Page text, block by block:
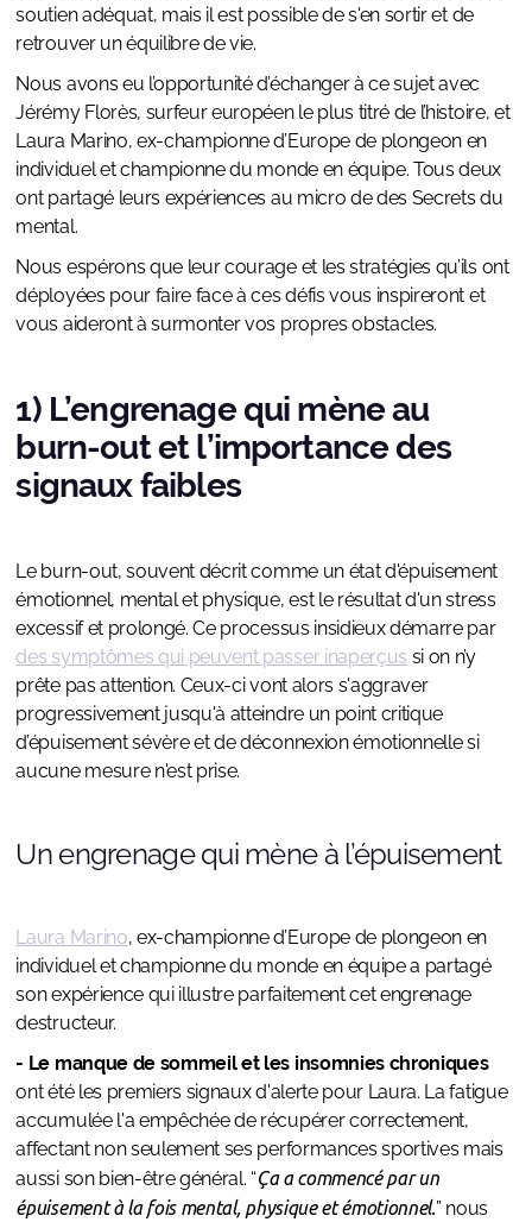
soutien adéquat, mais il est possible de s'en sortir et de
retrouver un équilibre de vie.
Nous avons eu l’opportunité d’échanger à ce sujet avec
Jérémy Florès, surfeur européen le plus titré de l’histoire, et
Laura Marino, ex-championne d’Europe de plongeon en
individuel et championne du monde en équipe. Tous deux
ont partagé leurs expériences au micro de des Secrets du
mental.
Nous espérons que leur courage et les stratégies qu’ils ont
déployées pour faire face à ces défis vous inspireront et
vous aideront à surmonter vos propres obstacles.
1) L’engrenage qui mène au
burn-out et l’importance des
signaux faibles
Le burn-out, souvent décrit comme un état d'épuisement
émotionnel, mental et physique, est le résultat d'un stress
excessif et prolongé. Ce processus insidieux démarre par
des symptômes qui peuvent passer inaperçus si on n’y
prête pas attention. Ceux-ci vont alors s'aggraver
progressivement jusqu'à atteindre un point critique
d’épuisement sévère et de déconnexion émotionnelle si
aucune mesure n'est prise.
Un engrenage qui mène à l’épuisement
Laura Marino, ex-championne d’Europe de plongeon en
individuel et championne du monde en équipe a partagé
son expérience qui illustre parfaitement cet engrenage
destructeur.
- Le manque de sommeil et les insomnies chroniques
ont été les premiers signaux d'alerte pour Laura. La fatigue
accumulée l'a empêchée de récupérer correctement,
affectant non seulement ses performances sportives mais
aussi son bien-être général. “Ça a commencé par un
épuisement à la fois mental, physique et émotionnel.” nous